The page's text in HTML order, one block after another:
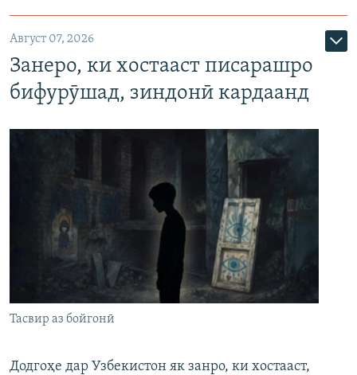
Август 07, 2026
Занеро, ки хостааст писарашро
бифурӯшад, зиндонӣ кардаанд
Тасвир аз бойгонӣ
Додгоҳе дар Узбекистон як занро, ки хостааст,